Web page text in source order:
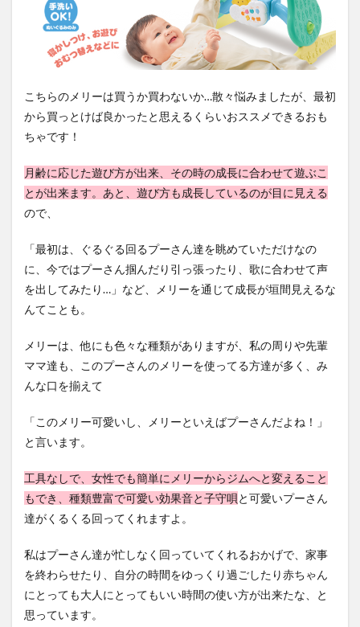
こちらのメリーは買うか買わないか…散々悩みましたが、最初
から買っとけば良かったと思えるくらいおススメできるおも
ちゃです！
月齢に応じた遊び方が出来、その時の成長に合わせて遊ぶこ
とが出来ます。あと、遊び方も成長しているのが目に見える
ので、
「最初は、ぐるぐる回るプーさん達を眺めていただけなの
に、今ではプーさん掴んだり引っ張ったり、歌に合わせて声
を出してみたり…」など、メリーを通じて成長が垣間見えるな
んてことも。
メリーは、他にも色々な種類がありますが、私の周りや先輩
ママ達も、このプーさんのメリーを使ってる方達が多く、み
んな口を揃えて
「このメリー可愛いし、メリーといえばプーさんだよね！」
と言います。
工具なしで、女性でも簡単にメリーからジムへと変えること
もでき、種類豊富で可愛い効果音と子守唄と可愛いプーさん
達がくるくる回ってくれますよ。
私はプーさん達が忙しなく回っていてくれるおかげで、家事
を終わらせたり、自分の時間をゆっくり過ごしたり赤ちゃん
にとっても大人にとってもいい時間の使い方が出来たな、と
思っています。